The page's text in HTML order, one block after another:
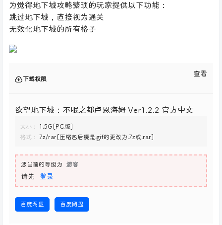
为觉得地下城攻略繁琐的玩家提供以下功能：
跳过地下城，直接视为通关
无效化地下城的所有格子
下载权限
查看
欲望地下城：不眠之都卢恩海姆 Ver1.2.2 官方中文
大小：
1.5G[PC版]
格式：
7z/rar[压缩包后缀是.gif的更改为.7z或.rar]
您当前的等级为 游客
请先 登录
百度网盘 百度网盘